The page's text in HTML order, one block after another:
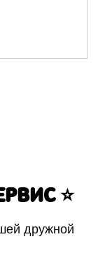
⭐️
дружной